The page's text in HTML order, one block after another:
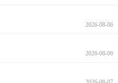
2026-08-06
2026-08-06